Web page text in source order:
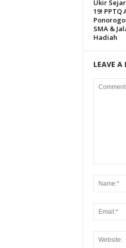
Ukir
19! PPTQ
SMA &
Hadiah
LEAVE A